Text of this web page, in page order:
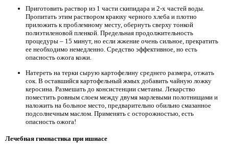
Приготовить раствор из 1 части скипидара и 2-х частей воды.
Пропитать этим раствором краюху черного хлеба и плотно
приложить к проблемному месту, обернуть сверху тонкой
полиэтиленовой пленкой. Предельная продолжительность
процедуры – 15 минут, но если жжение очень сильное, прекратить
ее необходимо немедленно. Средство эффективное, но есть
опасность ожога кожи.
Натереть на терки сырую картофелину среднего размера, отжать
сок. В оставшийся картофельный жмых добавить чайную ложку
керосина. Размешать до консистенции сметаны. Лекарство
поместить ровным слоем между двумя марлевыми полотнищами и
наложить на больное место, предварительно обильно смазанное
подсолнечным маслом. Применять с осторожностью, есть
опасность ожога!
Лечебная гимнастика при ишиасе